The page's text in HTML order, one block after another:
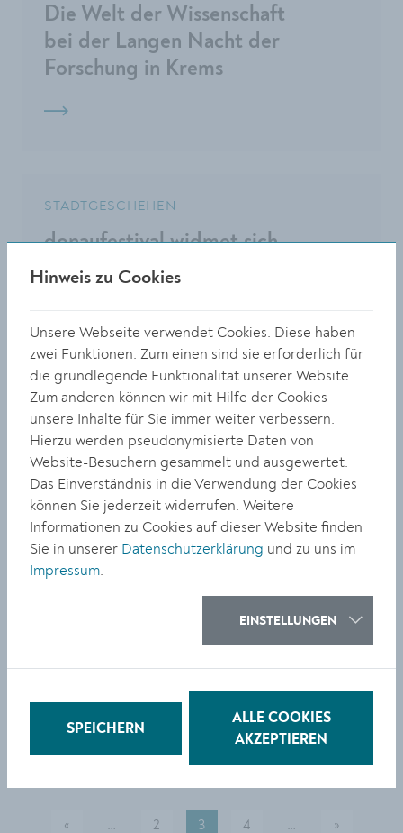
Die Welt der Wissenschaft
bei der Langen Nacht der
Forschung in Krems
STADTGESCHEHEN
donaufestival widmet sich
der Hoffnung
STADTGESCHEHEN
ROBERT
RAUSCHENBERG -
IMAGE AND GESTURE
Spannendes Finale beim
Sumsi Cup Krems
« … 2 3 4 … »
Hinweis zu Cookies
Unsere Webseite verwendet Cookies. Diese haben
zwei Funktionen: Zum einen sind sie erforderlich für
die grundlegende Funktionalität unserer Website.
Zum anderen können wir mit Hilfe der Cookies
unsere Inhalte für Sie immer weiter verbessern.
Hierzu werden pseudonymisierte Daten von
Website-Besuchern gesammelt und ausgewertet.
Das Einverständnis in die Verwendung der Cookies
können Sie jederzeit widerrufen. Weitere
Informationen zu Cookies auf dieser Website finden
Sie in unserer Datenschutzerklärung und zu uns im
Impressum.
EINSTELLUNGEN
SPEICHERN
ALLE COOKIES
AKZEPTIEREN